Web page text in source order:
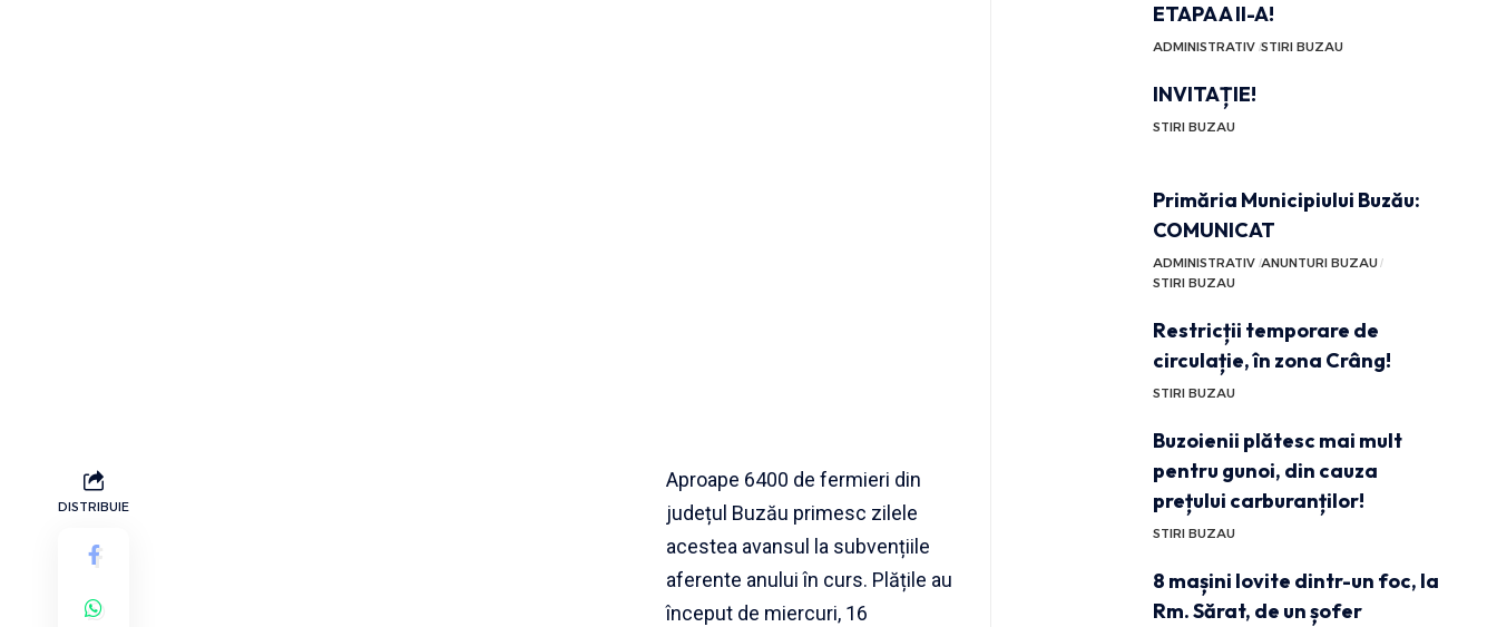
DISTRIBUIE
Aproape 6400 de fermieri din
județul Buzău primesc zilele
acestea avansul la subvențiile
aferente anului în curs. Plățile au
început de miercuri, 16
ETAPA A II-A!
ADMINISTRATIV STIRI BUZAU
INVITAȚIE!
STIRI BUZAU
Primăria Municipiului Buzău:
COMUNICAT
ADMINISTRATIV ANUNTURI BUZAU
STIRI BUZAU
Restricții temporare de
circulație, în zona Crâng!
STIRI BUZAU
Buzoienii plătesc mai mult
pentru gunoi, din cauza
prețului carburanților!
STIRI BUZAU
8 mașini lovite dintr-un foc, la
Rm. Sărat, de un șofer